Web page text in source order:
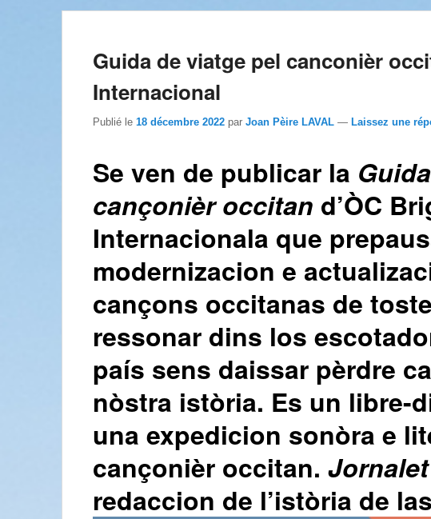
Guida de viatge pel canconièr
Internacional
Publié le 18 décembre 2022 par Joan Pèire LAVAL — Laissez une
Se ven de publicar la
cançonièr occitan d’ÒC
Internacionala que
modernizacion e
cançons occitanas de
ressonar dins los
país sens daissar pèrdre
nòstra istòria. Es un libre-
una expedicion sonòra e
cançonièr occitan. Jornalet
redaccion de l’istòria de